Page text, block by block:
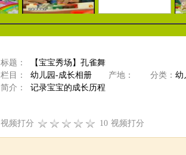
标题：
【宝宝秀场】孔雀舞
栏目：
幼儿园-成长相册 产地： 分类： 幼
简介：
记录宝宝的成长历程
视频打分 10 视频打分